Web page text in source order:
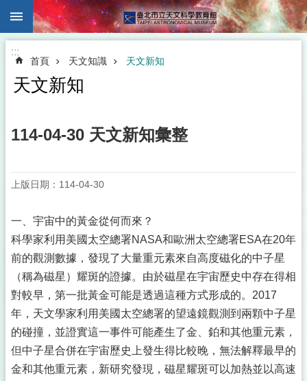
跳到主要內容區塊
:::
首頁 天文知識 天文新知
天文新知
114-04-30 天文新知彙整
上版日期：114-04-30
一、宇宙中的黃金從何而來？
科學家利用美國太空總署NASA和歐洲太空總署ESA在20年
前的觀測數據，發現了大量重元素來自高度磁化的中子星
（稱為磁星）耀斑的證據。由於磁星在宇宙歷史中存在得相
對較早，第一批黃金可能是透過這種方式形成的。2017
年，天文學家利用美國太空總署的望遠鏡觀測到兩顆中子星
的碰撞，並證實這一事件可能產生了金、鉑和其他重元素，
但中子星合併在宇宙歷史上發生得比較晚，無法解釋最早的
金和其他重元素，新研究發現，磁星耀斑可以加熱並以高速